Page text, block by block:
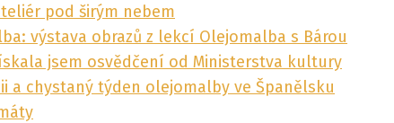
pod širým nebem
výstava obrazů z lekcí Olejomalba s Bárou
jsem osvědčení od Ministerstva kultury
a chystaný týden olejomalby ve Španělsku